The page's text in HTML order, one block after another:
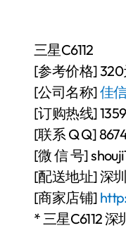
三星C6112
[参考价格]
[公司名称]佳
[订购热线]
[联系 Q Q]
[微 信 号]
[配送地址] 深
[商家店铺]
* 三星C6112